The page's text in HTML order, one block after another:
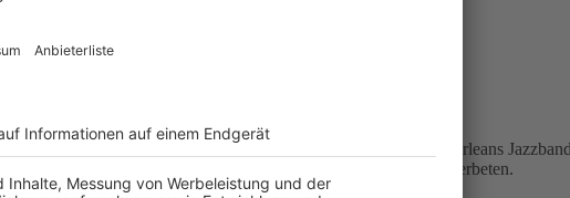
einzuladen. Wie üblich wird Sie die bekannte „Ulis New Orleans
im Festsaal und Foyer statt. Eintritt frei, Spenden erbeten.